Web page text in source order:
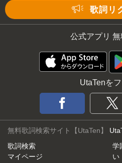
歌詞リ
公式アプリ
UtaTenを
無料歌詞検索サイト【UtaTen】
歌詞検索
マイページ
学
い